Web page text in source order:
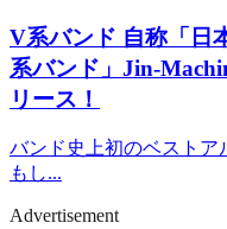
V系バンド 自称「日
系バンド」Jin-
リース！
バンド史上初のベストア
もし...
Advertisement